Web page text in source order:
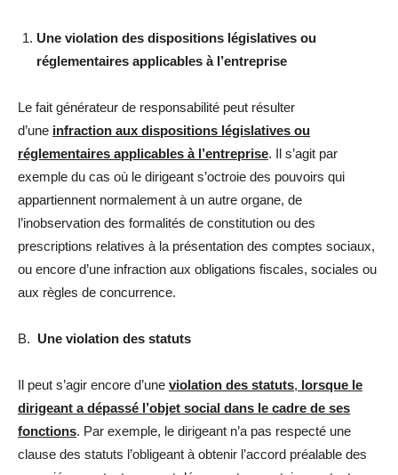
Une violation des dispositions législatives ou
réglementaires applicables à l’entreprise
Le fait générateur de responsabilité peut résulter
d’une infraction aux dispositions législatives ou
réglementaires applicables à l’entreprise. Il s’agit par
exemple du cas où le dirigeant s’octroie des pouvoirs qui
appartiennent normalement à un autre organe, de
l’inobservation des formalités de constitution ou des
prescriptions relatives à la présentation des comptes sociaux,
ou encore d’une infraction aux obligations fiscales, sociales ou
aux règles de concurrence.
B. Une violation des statuts
Il peut s’agir encore d’une violation des statuts, lorsque le
dirigeant a dépassé l’objet social dans le cadre de ses
fonctions. Par exemple, le dirigeant n’a pas respecté une
clause des statuts l’obligeant à obtenir l’accord préalable des